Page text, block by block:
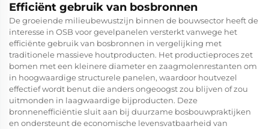
Efficiënt gebruik van bosbronnen
De groeiende milieubewustzijn binnen de bouwsector heeft de
interesse in OSB voor gevelpanelen versterkt vanwege het
efficiënte gebruik van bosbronnen in vergelijking met
traditionele massieve houtproducten. Het productieproces zet
bomen met een kleinere diameter en zaagmolenrestanten om
in hoogwaardige structurele panelen, waardoor houtvezel
effectief wordt benut die anders ongeoogst zou blijven of zou
uitmonden in laagwaardige bijproducten. Deze
bronnenefficiëntie sluit aan bij duurzame bosbouwpraktijken
en ondersteunt de economische levensvatbaarheid van